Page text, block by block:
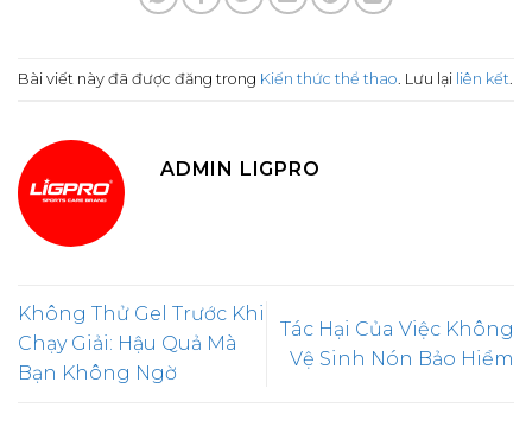
Bài viết này đã được đăng trong Kiến thức thể thao . Lưu lại liên kết
ADMIN LIGPRO
Không Thử Gel Trước Khi
Chạy Giải: Hậu Quả Mà
Bạn Không Ngờ
Tác Hại Của Việc Không
Vệ Sinh Nón Bảo Hiểm